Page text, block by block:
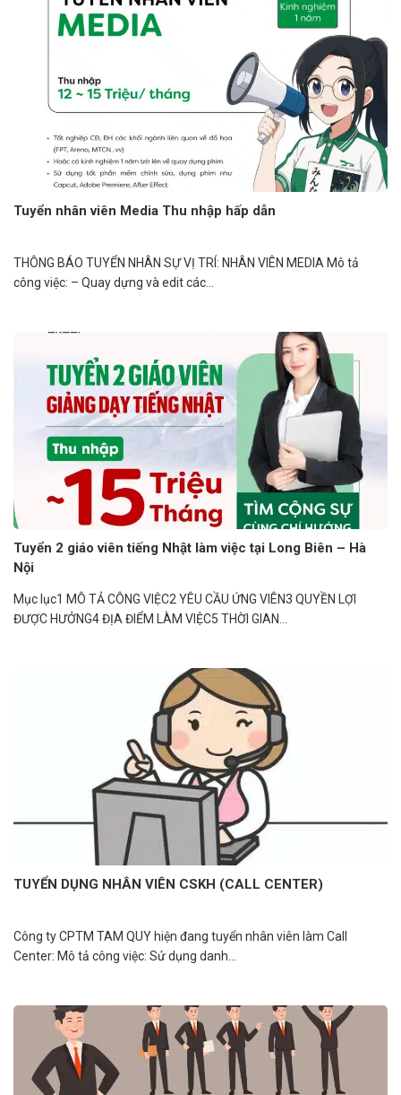
Tuyển nhân viên Media Thu nhập hấp dẫn
THÔNG BÁO TUYỂN NHÂN SỰ VỊ TRÍ: NHÂN VIÊN MEDIA Mô tả
công việc: – Quay dựng và edit các...
Tuyển 2 giáo viên tiếng Nhật làm việc tại Long Biên – Hà
Nội
Mục lục1 MÔ TẢ CÔNG VIỆC2 YÊU CẦU ỨNG VIÊN3 QUYỀN LỢI
ĐƯỢC HƯỞNG4 ĐỊA ĐIỂM LÀM VIỆC5 THỜI GIAN...
TUYỂN DỤNG NHÂN VIÊN CSKH (CALL CENTER)
Công ty CPTM TAM QUY hiện đang tuyển nhân viên làm Call
Center: Mô tả công việc: Sử dụng danh...